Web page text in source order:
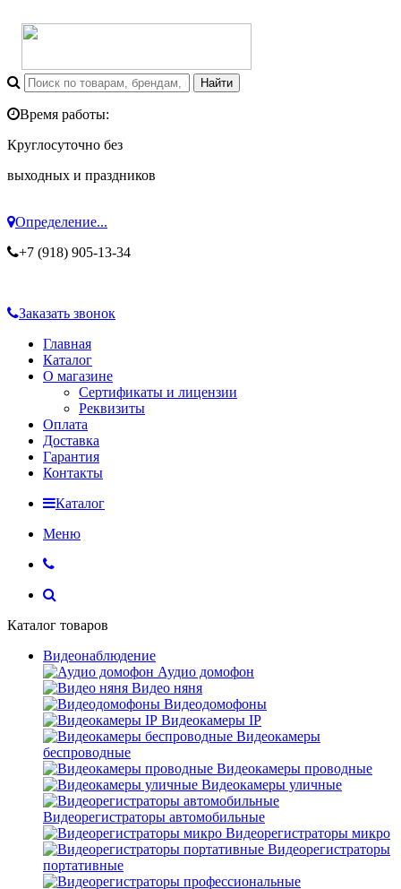
Время работы:
Круглосуточно без
выходных и праздников
Определение...
+7 (918) 905-13-34
Заказать звонок
Главная
Каталог
О магазине
Сертификаты и лицензии
Реквизиты
Оплата
Доставка
Гарантия
Контакты
Каталог
Меню
Каталог товаров
Видеонаблюдение
Аудио домофон
Видео няня
Видеодомофоны
Видеокамеры IP
Видеокамеры
беспроводные
Видеокамеры проводные
Видеокамеры уличные
Видеорегистраторы автомобильные
Видеорегистраторы микро
Видеорегистраторы
портативные